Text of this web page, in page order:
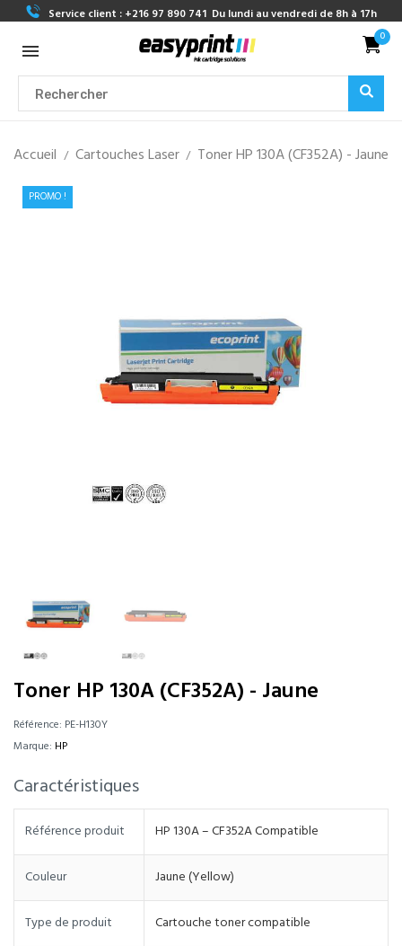
Service client : +216 97 890 741 Du lundi au vendredi de 8h à 17h
0
Accueil Cartouches Laser Toner HP 130A (CF352A) - Jaune
PROMO !
Toner HP 130A (CF352A) - Jaune
Référence: PE-H130Y
Marque: HP
Caractéristiques
Référence produit HP 130A – CF352A Compatible
Couleur Jaune (Yellow)
Type de produit Cartouche toner compatible